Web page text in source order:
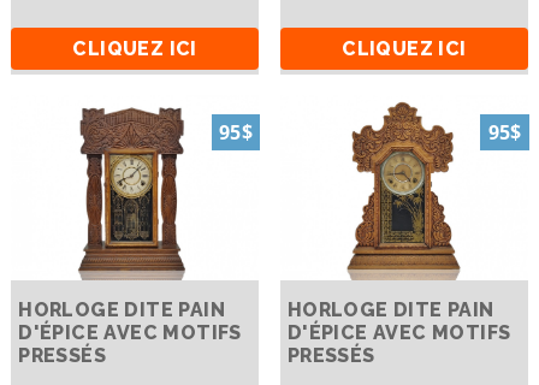
CLIQUEZ ICI CLIQUEZ ICI
95$
HORLOGE DITE PAIN
D'ÉPICE AVEC MOTIFS
PRESSÉS
95$
HORLOGE DITE PAIN
D'ÉPICE AVEC MOTIFS
PRESSÉS